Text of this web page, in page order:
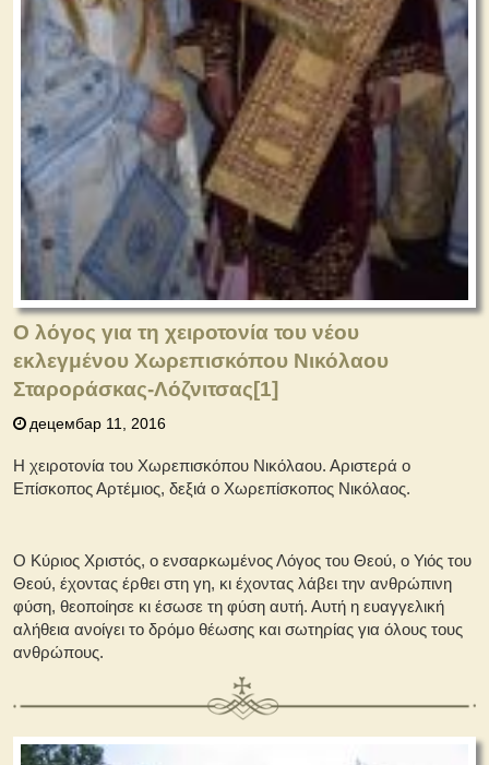
Ο λόγος για τη χειροτονία του νέου
εκλεγμένου Χωρεπισκόπου Νικόλαου
Σταροράσκας-Λόζνιτσας[1]
децембар 11, 2016
Η χειροτονία του Χωρεπισκόπου Νικόλαου. Αριστερά ο
Επίσκοπος Αρτέμιος, δεξιά ο Χωρεπίσκοπος Νικόλαος.
Ο Κύριος Χριστός, ο ενσαρκωμένος Λόγος του Θεού, ο Υιός του
Θεού, έχοντας έρθει στη γη, κι έχοντας λάβει την ανθρώπινη
φύση, θεοποίησε κι έσωσε τη φύση αυτή. Αυτή η ευαγγελική
αλήθεια ανοίγει το δρόμο θέωσης και σωτηρίας για όλους τους
ανθρώπους.